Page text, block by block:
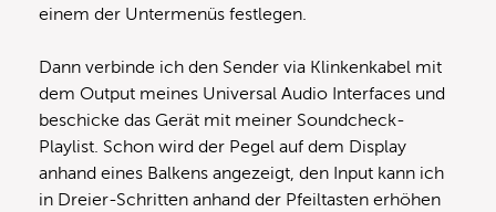
einem der Untermenüs festlegen.
Dann verbinde ich den Sender via Klinkenkabel mit
dem Output meines Universal Audio Interfaces und
beschicke das Gerät mit meiner Soundcheck-
Playlist. Schon wird der Pegel auf dem Display
anhand eines Balkens angezeigt, den Input kann ich
in Dreier-Schritten anhand der Pfeiltasten erhöhen